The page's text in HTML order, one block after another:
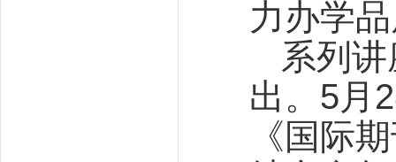
力办学
系列
出。5月
《国际